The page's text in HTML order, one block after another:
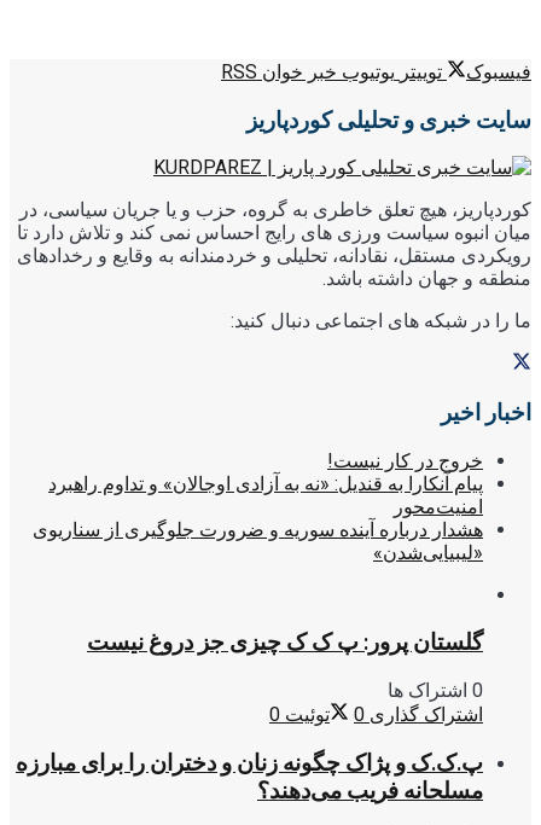
فیسبوک توییتر یوتیوب خبر خوان RSS
سایت خبری و تحلیلی کوردپاریز
کوردپاریز، هیچ تعلق خاطری به گروه، حزب و یا جریان سیاسی، در
میان انبوه سیاست ورزی های رایج احساس نمی کند و تلاش دارد تا
رویکردی مستقل، نقادانه، تحلیلی و خردمندانه به وقایع و رخدادهای
منطقه و جهان داشته باشد.
ما را در شبکه های اجتماعی دنبال کنید:
اخبار اخیر
خروج در کار نیست!
پیام آنکارا به قندیل: «نه به آزادی اوجالان» و تداوم راهبرد
امنیت‌محور
هشدار درباره آینده سوریه و ضرورت جلوگیری از سناریوی
«لیبیایی‌شدن»
گلستان پرور: پ ک ک چیزی جز دروغ نیست
0 اشتراک ها
اشتراک گذاری 0 توئیت 0
پ.ک.ک و پژاک چگونه زنان و دختران را برای مبارزه
مسلحانه فریب می‌دهند؟